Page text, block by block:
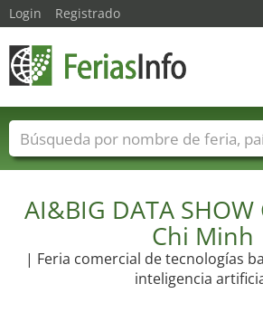
AI&BIG DATA
Chi Minh
| Feria comercial de tecnologías
inteligencia
Login Registrado
Nombres de ferias Países
Sectores de proveedor de servicios